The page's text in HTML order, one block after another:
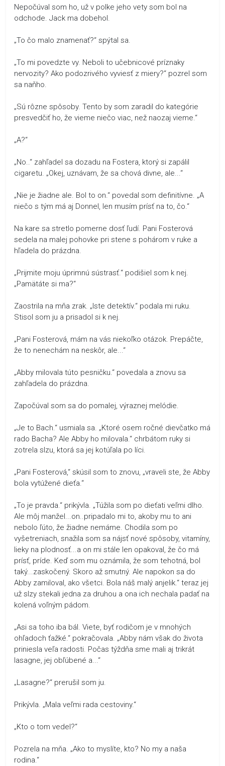
Nepočúval som ho, už v polke jeho vety som bol na
odchode. Jack ma dobehol.
„To čo malo znamenať?“ spýtal sa.
„To mi povedzte vy. Neboli to učebnicové príznaky
nervozity? Ako podozrivého vyviesť z miery?“ pozrel som
sa naňho.
„Sú rôzne spôsoby. Tento by som zaradil do kategórie
presvedčiť ho, že vieme niečo viac, než naozaj vieme.“
„A?“
„No..“ zahľadel sa dozadu na Fostera, ktorý si zapálil
cigaretu. „Okej, uznávam, že sa chová divne, ale...“
„Nie je žiadne ale. Bol to on.“ povedal som definitívne. „A
niečo s tým má aj Donnel, len musím prísť na to, čo.“
Na kare sa stretlo pomerne dosť ľudí. Pani Fosterová
sedela na malej pohovke pri stene s pohárom v ruke a
hľadela do prázdna.
„Prijmite moju úprimnú sústrasť.“ podišiel som k nej.
„Pamätáte si ma?“
Zaostrila na mňa zrak. „Iste detektív.“ podala mi ruku.
Stisol som ju a prisadol si k nej.
„Pani Fosterová, mám na vás niekoľko otázok. Prepáčte,
že to nenechám na neskôr, ale...“
„Abby milovala túto pesničku.“ povedala a znovu sa
zahľadela do prázdna.
Započúval som sa do pomalej, výraznej melódie.
„Je to Bach.“ usmiala sa. „Ktoré osem ročné dievčatko má
rado Bacha? Ale Abby ho milovala.“ chrbátom ruky si
zotrela slzu, ktorá sa jej kotúľala po líci.
„Pani Fosterová,“ skúsil som to znovu, „vraveli ste, že Abby
bola vytúžené dieťa.“
„To je pravda.“ prikývla. „Túžila som po dieťati veľmi dlho.
Ale môj manžel...on..pripadalo mi to, akoby mu to ani
nebolo ľúto, že žiadne nemáme. Chodila som po
vyšetreniach, snažila som sa nájsť nové spôsoby, vitamíny,
lieky na plodnosť...a on mi stále len opakoval, že čo má
prísť, príde. Keď som mu oznámila, že som tehotná, bol
taký...zaskočený. Skoro až smutný. Ale napokon sa do
Abby zamiloval, ako všetci. Bola náš malý anjelik.“ teraz jej
už slzy stekali jedna za druhou a ona ich nechala padať na
kolená voľným pádom.
„Asi sa toho iba bál. Viete, byť rodičom je v mnohých
ohľadoch ťažké.“ pokračovala. „Abby nám však do života
priniesla veľa radosti. Počas týždňa sme mali aj trikrát
lasagne, jej obľúbené a...“
„Lasagne?“ prerušil som ju.
Prikývla. „Mala veľmi rada cestoviny.“
„Kto o tom vedel?“
Pozrela na mňa. „Ako to myslíte, kto? No my a naša
rodina.“